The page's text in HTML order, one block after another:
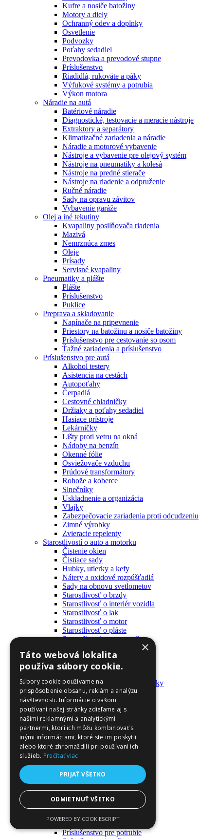
Kufre a nosiče batožiny
Motory a diely
Ochranný odev a doplnky
Osvetlenie
Podvozky
Poťahy sedadiel
Prevodovka a prevodové stupne
Príslušenstvo
Riadidlá, rukoväte a páky
Výfukové systémy a potrubia
Výkon motora
Náradie na autá
Batériové náradie
Diagnostické, testovacie a meracie nástroje
Extraktory a separátory
Klimatizačné zariadenia a náradie
Náradie a motorové vybavenie
Nástroje a vybavenie pre olejový systém
Nástroje na pneumatiky a kolesá
Nástroje na predné stierače
Nástroje na riadenie a odpruženie
Ručné náradie
Sady na opravu závitov
Vybavenie garáže
Olej a iné tekutiny
Kvapaliny posilňovača riadenia
Mazivá
Nemrznúca zmes
Oleje
Prísady
Servisné kvapaliny
Pneumatiky a plášte
Plášte
Príslušenstvo
Puklice
Preprava a skladovanie
Napínače na pripevnenie
Priestory na batožinu a nosiče batožiny
Príslušenstvo pre cestovanie so psom
Ťažné zariadenia a príslušenstvo
Príslušenstvo pre autá
Alkohol testery
Asistencia na cestách
Autopoťahy
Čerpadlá
Cestovné chladničky
Držiaky a poťahy sedadiel
Hasiace prístroje
Lekárničky
Lišty proti vetru na okná
Nádoby na benzín
Okenné fólie
Osviežovače vzduchu
Prúdové transformátory
Rohože a koberce
Slnečníky
Uskladnenie a organizácia
Vlajky
Zabezpečovacie zariadenia proti odcudzeniu
Zimné výrobky
Zvieracie repelenty
Starostlivostí o auto a motorku
Čistenie okien
Čistiace sady
Hubky, utierky a kefy
Nátery a oxidové rozpúšťadlá
Sady na obnovu svetlometov
Starostlivosť o brzdy
Starostlivosť o interiér vozidla
Starostlivosť o lak
Starostlivosť o motor
Starostlivosť o pláste
Starostlivosť o pneumatiky
Batohy a tašky
Kľúčenky
Oblečenie
Zmývateľné tetovačky a nálepky
Domáci majster a nástroje
Elektrické zapojenie
Časové spínače
Diferenciálne spínače
Domové zvončeky
Elektrické káble
Káble
Káblové navijáky
Monitory napájania
Nástenné dosky a rámy
Nástroje a ovládače
Podávače
Príruby
Príslušenstvo pre potrubie
×
Táto webová lokalita
používa súbory cookie.
Súbory cookie používame na
prispôsobenie obsahu, reklám a analýzu
návštevnosti. Informácie o vašom
používaní našej stránky zdieľame aj s
našimi reklamnými a analytickými
partnermi, ktorí ich môžu kombinovať s
inými informáciami, ktoré ste im poskytli
alebo ktoré zhromaždili pri používaní ich
služieb. Prečítať viac
PRIJAŤ VŠETKO
ODMIETNUŤ VŠETKO
POWERED BY COOKIESCRIPT